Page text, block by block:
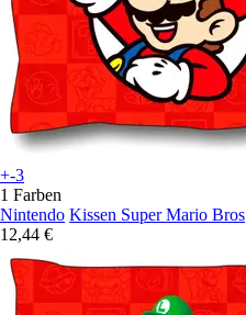
+-3
1 Farben
Nintendo Kissen Super Mario Bros
12,44 €